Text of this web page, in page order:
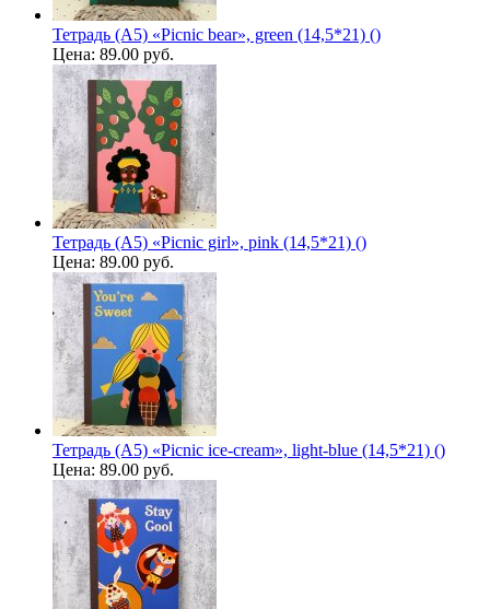
Тетрадь (A5) «Picnic bear», green (14,5*21) ()
Цена: 89.00 руб.
Тетрадь (A5) «Picnic girl», pink (14,5*21) ()
Цена: 89.00 руб.
Тетрадь (A5) «Picnic ice-cream», light-blue (14,5*21) ()
Цена: 89.00 руб.